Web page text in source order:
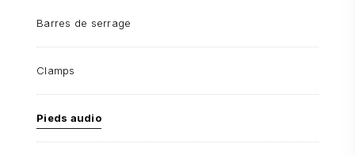
Barres de serrage
Clamps
Pieds audio